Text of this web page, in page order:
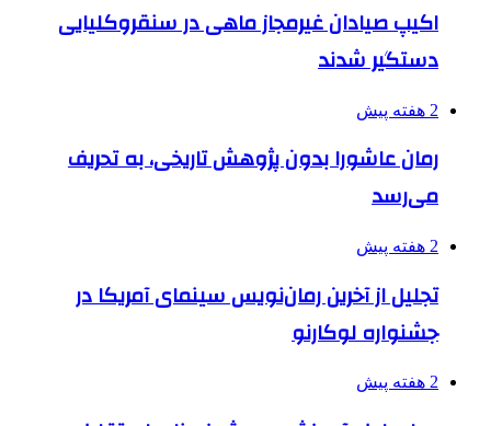
اکیپ صیادان غیرمجاز ماهی در سنقروکلیایی
دستگیر شدند
2 هفته پیش
رمان عاشورا بدون پژوهش تاریخی، به تحریف
می‌رسد
2 هفته پیش
تجلیل از آخرین رمان‌نویس سینمای آمریکا در
جشنواره لوکارنو
2 هفته پیش